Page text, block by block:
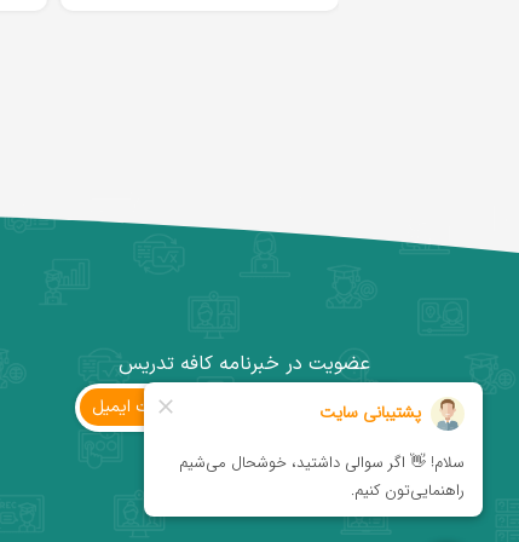
عضویت در خبرنامه کافه تدریس
ثبت ‌ایمیل
کانال تلگرام